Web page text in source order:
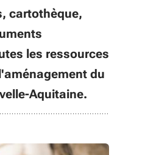
cartothèque,
les ressources
du
Aquitaine.